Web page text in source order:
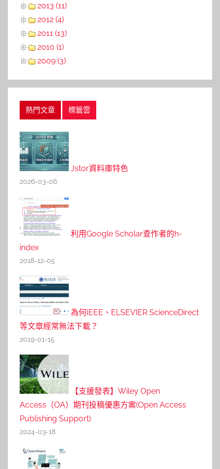
2013 (11)
2012 (4)
2011 (13)
2010 (1)
2009 (3)
熱門文章 標籤雲
Jstor資料庫特色
2026-03-06
利用Google Scholar查作者的h-
index
2018-12-05
為何IEEE、ELSEVIER ScienceDirect
等文章經常無法下載？
2019-01-15
【支援發表】Wiley Open
Access（OA）期刊投稿優惠方案(Open Access
Publishing Support)
2024-03-18